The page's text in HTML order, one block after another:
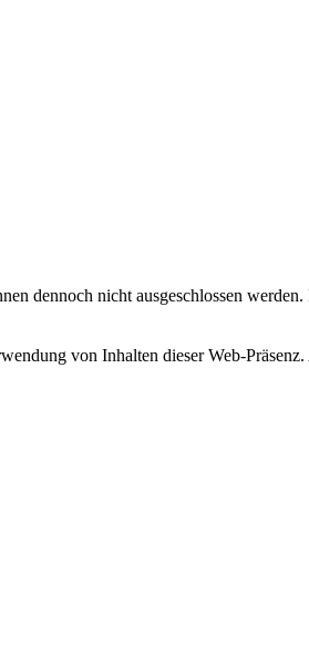
dennoch nicht ausgeschlossen
von Inhalten dieser Web-